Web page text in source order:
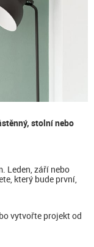
stolní nebo
Leden, září nebo
který bude první,
vytvořte projekt od